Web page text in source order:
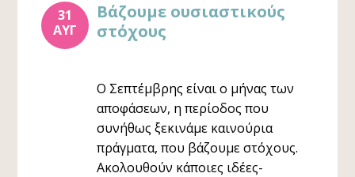
31
ΑΥΓ
Βάζουμε ουσιαστικούς
στόχους
Ο Σεπτέμβρης είναι ο μήνας των
αποφάσεων, η περίοδος που
συνήθως ξεκινάμε καινούρια
πράγματα, που βάζουμε στόχους.
Ακολουθούν κάποιες ιδέες-